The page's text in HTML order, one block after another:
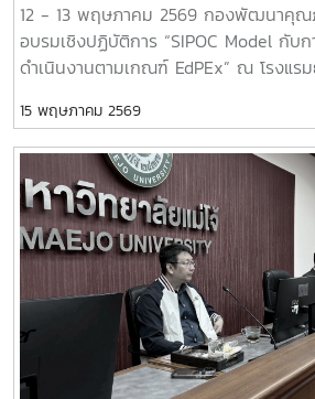
การพัฒนาคุณภาพ - เทคนิคการจัดทำแผน
เป็นเลิศ และการนำเสนอแผนความเสี่ยง ใ
Risk Culture เพราะ "การบริหารความเสี่
ป้องกันปัญหา แต่เป็นเครื่องมือสำคัญในกา
ธรรมาภิบาล และขับเคลื่อนมหาวิทยาลัยสู่
#MJURiskQualityTools # Risk
12 - 13 พฤษภาคม 2569 กองพัฒนาคุณ
อบรมเชิงปฏิบัติการ “SIPOC Model กับก
ดำเนินงานตามเกณฑ์ EdPEx” ณ โรงแร
ความเข้าใจ และเสริมสร้างทักษะด้านการบ
ทำงานให้มีประสิทธิภาพ สอดคล้องกับแ
ศึกษาเพื่อการดำเนินการที่เป็นเลิศ
สำคัญในการยกระดับคุณภาพการบริหาร
มาตรฐานสากล ทั้งนี้ ได้รับเกียรติจาก ผู้ช่
ภัทร พัฒน์วิชัยโชติ ผู้ตรวจประเมินรางวัล
Assessor) เป็นวิทยากรถ่ายทอดองค์ควา
ประสบการณ์แก่ผู้เข้าร่วมอบรม ซึ่งนับเป็
ในการพัฒนาศักยภาพบุคลากร และสนับสนุ
องค์กรสู่ความเป็นเลิศอย่างยั่งยืนต่อไป #
EdPEx # กองพัฒนาคุณภาพ
15 พฤษภาคม 2569